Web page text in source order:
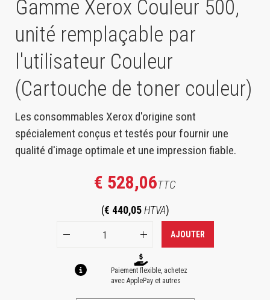
Gamme Xerox Couleur 500,
unité remplaçable par
l'utilisateur Couleur
(Cartouche de toner couleur)
Les consommables Xerox d'origine sont
spécialement conçus et testés pour fournir une
qualité d'image optimale et une impression fiable.
€ 528,06TTC
(€ 440,05 HTVA)
AJOUTER
Paiement flexible, achetez
avec ApplePay et autres